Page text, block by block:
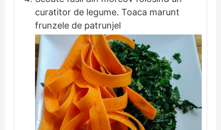
curatitor de legume. Toaca marunt
frunzele de patrunjel